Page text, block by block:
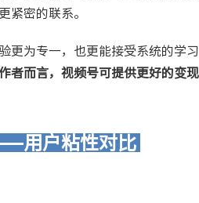
紧密的联系。
更为专一，也更能接受系统的学
者而言，视频号可提供更好的变
用户粘性对比